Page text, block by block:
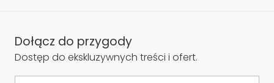
Dołącz do przygody
Dostęp do ekskluzywnych treści i ofert.